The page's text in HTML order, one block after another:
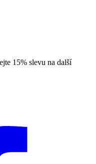
15% slevu na další